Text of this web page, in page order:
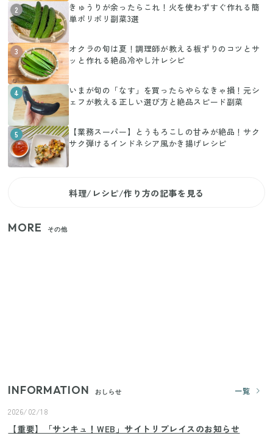
2
きゅうりが余ったらこれ！火を使わずすぐ作れる簡
単ポリポリ副菜3選
3
オクラの旬は夏！調理師が教える板ずりのコツとサ
ッと作れる絶品冷やし汁レシピ
4
いまが旬の「なす」を買ったらやらなきゃ損！元シ
ェフが教える正しい選び方と絶品スピード副菜
5
【業務スーパー】とうもろこしの甘みが絶品！サク
サク弾けるインドネシア風かき揚げレシピ
料理/レシピ/作り方の記事を見る
MORE その他
INFORMATION おしらせ
一覧
2026/02/18
【重要】「サンキュ！WEB」サイトリプレイスのお知らせ